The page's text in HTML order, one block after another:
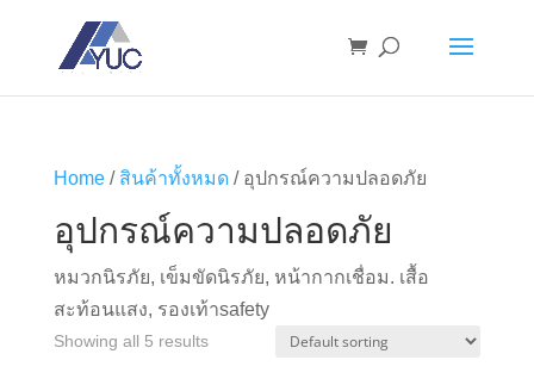
Home/ สินค้าทั้งหมด/ อุปกรณ์ความปลอดภัย
อุปกรณ์ความปลอดภัย
หมวกนิรภัย, เข็มขัดนิรภัย, หน้ากากเชื่อม. เสื้อ
สะท้อนแสง, รองเท้าsafety
Showing all 5 results